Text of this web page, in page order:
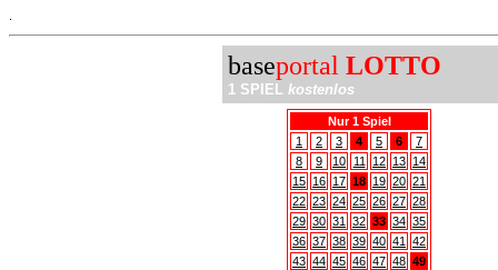
baseportal LOTTO
1 SPIEL kostenlos
Nur 1 Spiel
1
2 3 4 5 6
7
8
9 10 11 12 13 14
15 16 17 18 19 20 21
22 23 24 25 26 27 28
29 30 31 32 33 34 35
36 37 38 39 40 41
42
43 44 45 46 47 48 49